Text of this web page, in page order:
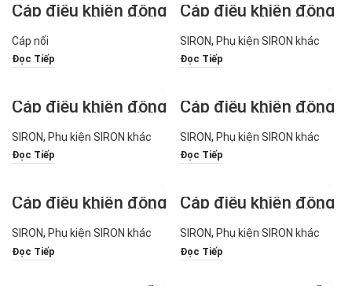
Cáp điều khiển động
cơ servo Mitsubishi
J2
Cáp nối
Đọc Tiếp
Cáp điều khiển động
cơ servo Mitsubishi
J3/ES/JE dòng
X300-1 X300-1T
SIRON, Phụ kiện SIRON khác
Đọc Tiếp
Cáp điều khiển động
cơ servo Mitsubishi
J3/ES/JE dòng
X300-10 X300-10B
SIRON, Phụ kiện SIRON khác
Đọc Tiếp
Cáp điều khiển động
cơ servo Mitsubishi
J3/ES/JE dòng
X300-1H X300-1HT
SIRON, Phụ kiện SIRON khác
Đọc Tiếp
Cáp điều khiển động
cơ servo Mitsubishi
J3/ES/JE dòng
X300-2 X300-2T
X300-3
SIRON, Phụ kiện SIRON khác
Đọc Tiếp
Cáp điều khiển động
cơ servo Mitsubishi
J3/ES/JE dòng
X300-4
SIRON, Phụ kiện SIRON khác
Đọc Tiếp